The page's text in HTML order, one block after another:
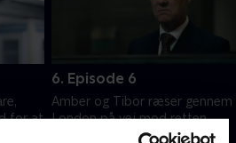
for at
6. Episode 6
Amber og Tibor ræser gennem
London på vej mod retten,
mens de udsættes for